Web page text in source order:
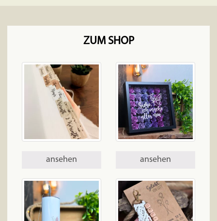
ZUM SHOP
ansehen ansehen